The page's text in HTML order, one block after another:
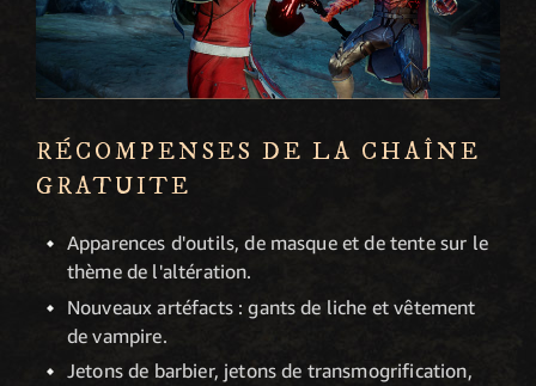
RÉCOMPENSES DE LA CHAÎNE
GRATUITE
Apparences d'outils, de masque et de tente sur le
thème de l'altération.
Nouveaux artéfacts : gants de liche et vêtement
de vampire.
Jetons de barbier, jetons de transmogrification,